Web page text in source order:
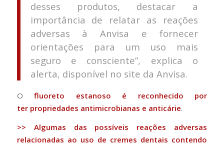
desses produtos, destacar a
importância de relatar as reações
adversas à Anvisa e fornecer
orientações para um uso mais
seguro e consciente”, explica o
alerta, disponível no site da Anvisa.
Ofluoreto estanoso é reconhecido por
ter propriedades antimicrobianas e anticárie.
>> Algumas das possíveis reações adversas
relacionadas ao uso de cremes dentais contendo